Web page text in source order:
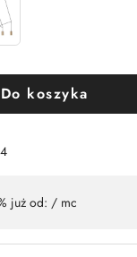
Do koszyka
już od: / mc